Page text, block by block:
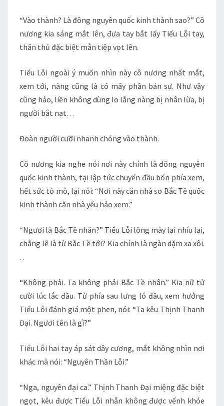
“Vào thành? Là đông nguyên quốc kinh thành sao?” Cô
nương kia sáng mắt lên, đưa tay bắt lấy Tiểu Lỗi tay,
thân thủ đặc biệt mẫn tiệp vọt lên.
Tiểu Lỗi ngoài ý muốn nhìn này cô nương nhất mắt,
xem tới, nàng cũng là có mấy phần bản sự. Như vậy
cũng hảo, liền không dùng lo lắng nàng bị nhân lừa, bị
người bắt nạt. . .
Đoàn người cưỡi nhanh chóng vào thành.
Cô nương kia nghe nói nơi này chính là đông nguyên
quốc kinh thành, tại lập tức chuyển đầu bốn phía xem,
hết sức tò mò, lại nói: “Nơi này căn nhà so Bắc Tề quốc
kinh thành căn nhà yếu hảo xem.”
“Ngươi là Bắc Tề nhân?” Tiểu Lỗi lông mày lại nhíu lại,
chẳng lẽ là từ Bắc Tề tới? Kia chính là ngàn dặm xa xôi.
. .
“Không phải. Ta không phải Bắc Tề nhân.” Kia nữ tử
cười lúc lắc đầu. Từ phía sau lưng ló đầu, xem hướng
Tiểu Lỗi đánh giá một phen, nói: “Ta kêu Thịnh Thanh
Đại. Ngươi tên là gì?”
Tiểu Lỗi hai tay áp sát dây cương, mắt không nhìn nơi
khác mà nói: “Nguyên Thần Lỗi.”
“Nga, nguyên đại ca.” Thịnh Thanh Đại miệng đặc biệt
ngọt, kêu được Tiểu Lỗi nhẫn không được vểnh khóe